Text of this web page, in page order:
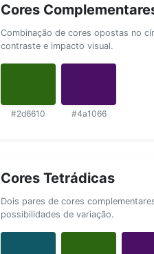
Cores
Combinação de cores opostas no
contraste e impacto visual.
#2d6610 #4a1066
Cores Tetrádicas
Dois pares de cores
possibilidades de variação.